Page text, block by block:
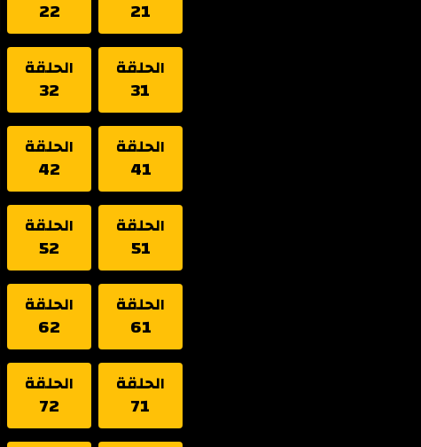
21
22
الحلقة
31
الحلقة
32
الحلقة
41
الحلقة
42
الحلقة
51
الحلقة
52
الحلقة
61
الحلقة
62
الحلقة
71
الحلقة
72